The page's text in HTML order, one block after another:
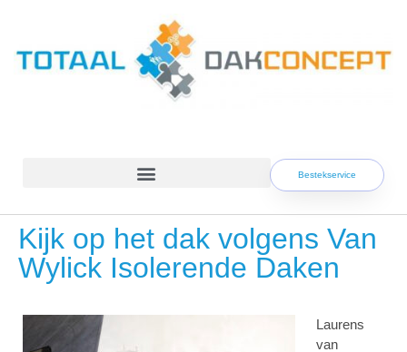
content
Bestekservice
Kijk op het dak volgens Van
Wylick Isolerende Daken
Laurens
van